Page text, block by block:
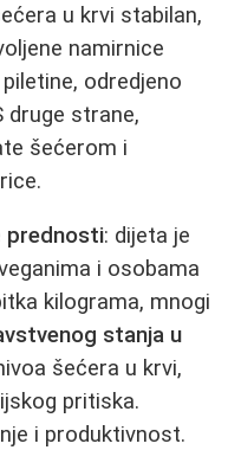
u krvi stabilan,
namirnice
odredjeno
druge strane,
šećerom i
prednosti: dijeta je
i osobama
kilograma, mnogi
stanja u
šećera u krvi,
pritiska.
i produktivnost.